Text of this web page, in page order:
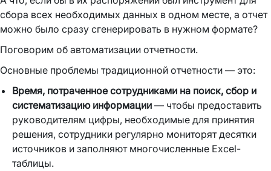
сбора всех необходимых данных в одном месте, а отчет
можно было сразу сгенерировать в нужном формате?
Поговорим об автоматизации отчетности.
Основные проблемы традиционной отчетности — это:
Время, потраченное сотрудниками на поиск, сбор и
систематизацию информации — чтобы предоставить
руководителям цифры, необходимые для принятия
решения, сотрудники регулярно мониторят десятки
источников и заполняют многочисленные Excel-
таблицы.